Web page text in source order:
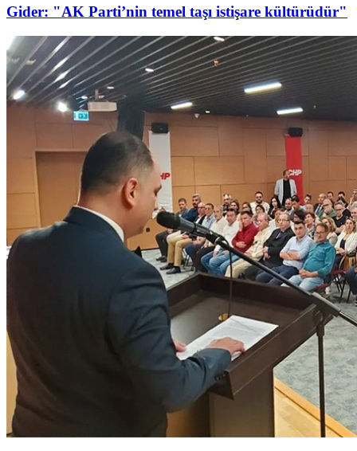
Gider: "AK Parti’nin temel taşı istişare kültürüdür"